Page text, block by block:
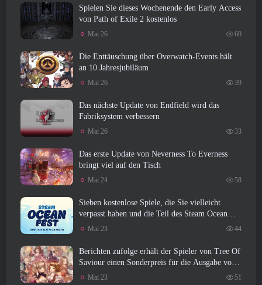
Spielen Sie dieses Wochenende den Early Access
von Path of Exile 2 kostenlos
Mai 26 60
Die Enttäuschung über Overwatch-Events hält
an 10 Jahresjubiläum
Mai 26 39
Das nächste Update von Endfield wird das
Fabriksystem verbessern
Mai 26 33
Das erste Update von Neverness To Everness
bringt viel auf den Tisch
Mai 24 58
Sieben kostenlose Spiele, die Sie vielleicht
verpasst haben und die Teil des Steam Ocean
Fest sind
Mai 23 44
Berichten zufolge erhält der Spieler von Tree Of
Saviour einen Sonderpreis für die Ausgabe von
100.000 US-Dollar im Spiel
Mai 23 51